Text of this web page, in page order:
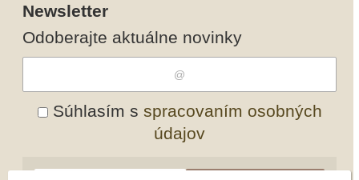
Newsletter
Odoberajte aktuálne novinky
Súhlasím s spracovaním osobných
údajov